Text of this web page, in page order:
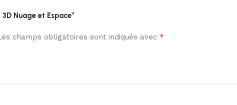
Nuage et Espace”
champs obligatoires sont indiqués avec *